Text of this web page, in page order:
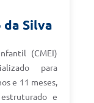
Silva
(CMEI)
para
e 11 meses,
e